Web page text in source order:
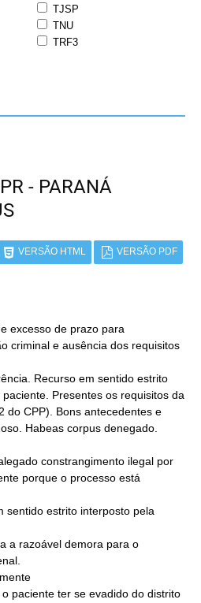
TJSP
TNU
TRF3
- PARANÁ
VERSÃO HTML VERSÃO PDF
excesso de prazo para